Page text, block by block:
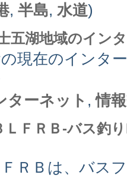
, 半島, 水道)
五湖地域のイン
の現在のインタ
ターネット ,情
ＬＦＲＢ‐バス釣
ＦＲＢは、バス